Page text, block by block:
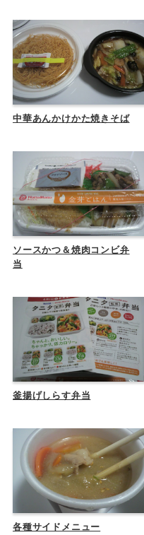
中華あんかけかた焼きそば
ソースかつ＆焼肉コンビ弁
当
釜揚げしらす弁当
各種サイドメニュー